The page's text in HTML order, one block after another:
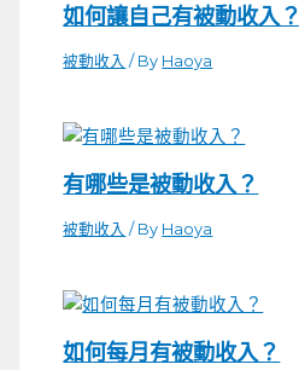
如何讓自己有被動收入？
被動收入 / By Haoya
有哪些是被動收入？
被動收入 / By Haoya
如何每月有被動收入？